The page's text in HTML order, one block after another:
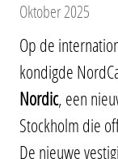
Oktober 2025
Op de
kondigde
Nordic, een
Stockholm die
De nieuwe